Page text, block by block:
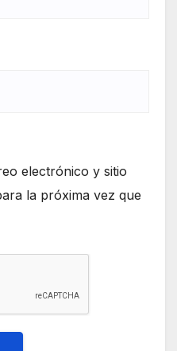
electrónico y sitio
la próxima vez que